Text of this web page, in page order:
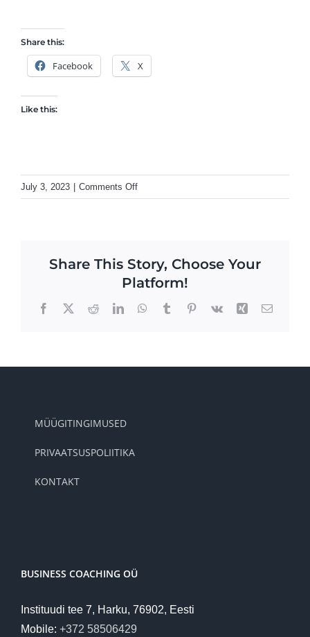
Share this:
Facebook X
Like this:
July 3, 2023 Comments Offon
Täida
pakkuva
tööga
Share This Story, Choose Your
Platform!
Facebook
X RedditLinkedInWhatsApp
TumblrPinterest
Vk Xing Email
MÜÜGITINGIMUSED
PRIVAATSUSPOLIITIKA
KONTAKT
BUSINESS COACHING OÜ
Instituudi tee 7, Harku, 76902, Eesti
Mobile: +372 58506429